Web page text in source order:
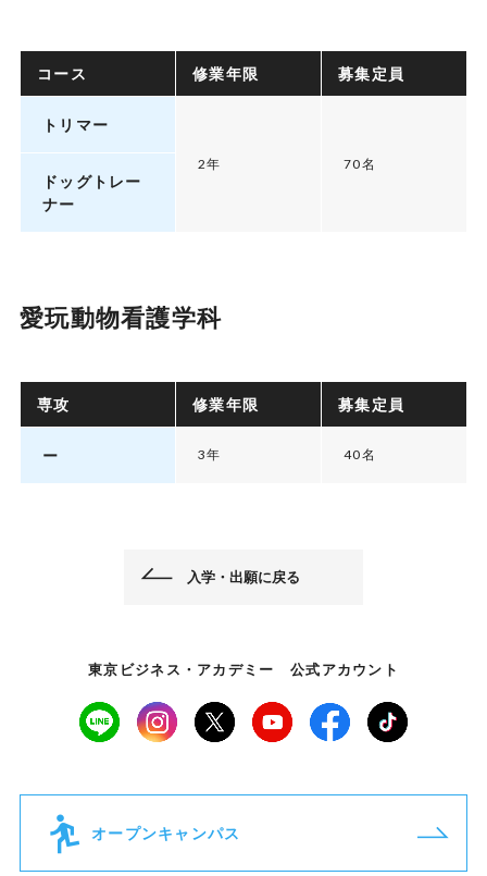
コース 修業年限 募集定員
トリマー
2年 70名
ドッグトレー
ナー
愛玩動物看護学科
専攻 修業年限 募集定員
ー 3年 40名
入学・出願に戻る
東京ビジネス・アカデミー 公式アカウント
オープンキャンパス